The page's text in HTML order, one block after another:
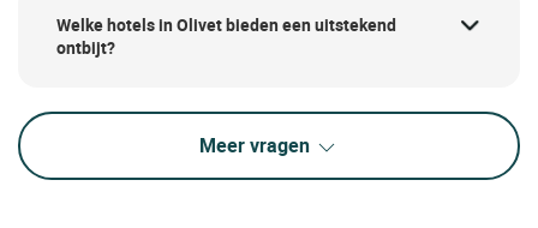
Welke hotels in Olivet bieden een uitstekend
ontbijt?
Meer vragen